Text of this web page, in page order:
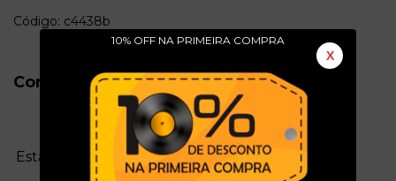
10% OFF NA PRIMEIRA COMPRA
X
Código: c4438b
Conservação do Produto
Estado da mídia: